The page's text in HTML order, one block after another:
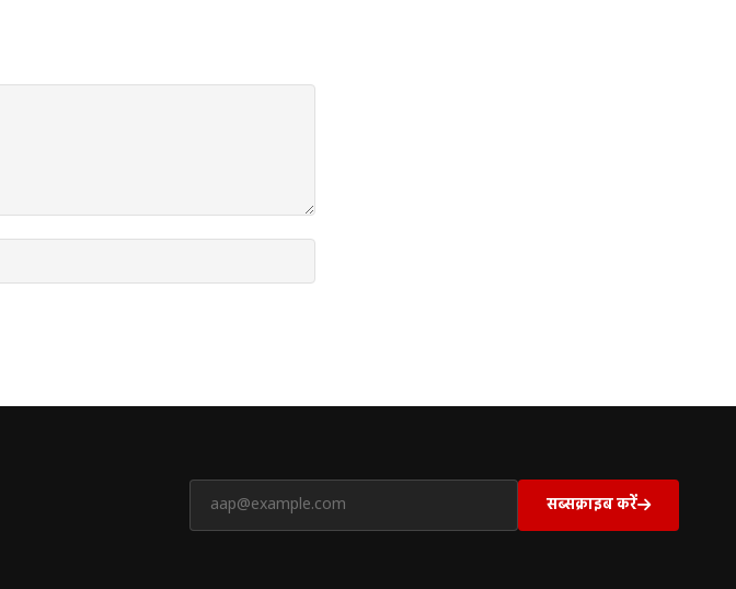
सब्सक्राइब करें